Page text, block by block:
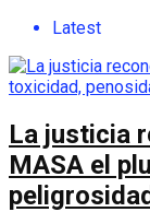
Latest
La justicia
MASA el